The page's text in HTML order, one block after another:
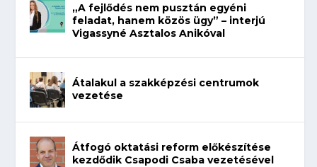
„A fejlődés nem pusztán egyéni
feladat, hanem közös ügy” – interjú
Vigassyné Asztalos Anikóval
Átalakul a szakképzési centrumok
vezetése
Átfogó oktatási reform előkészítése
kezdődik Csapodi Csaba vezetésével